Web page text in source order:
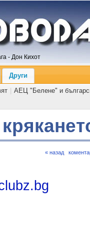
- Дон Кихот
Други
АЕЦ "Белене" и
« назад